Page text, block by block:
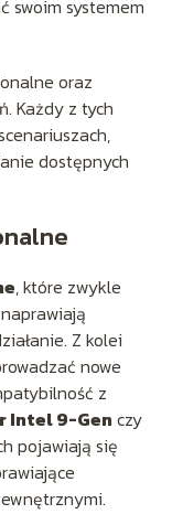
swoim systemem
oraz
Każdy z tych
dostępnych
, które zwykle
Z kolei
nowe
z
Intel 9-Gen czy
pojawiają się